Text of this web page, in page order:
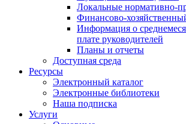
Локальные нормативно-
Финансово-
Информация о
плате руководителей
Планы и отчеты
Доступная среда
Ресурсы
Электронный каталог
Электронные библиотеки
Наша подписка
Услуги